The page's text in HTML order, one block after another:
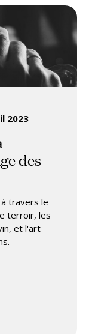
2023
des
travers le
terroir, les
et l'art